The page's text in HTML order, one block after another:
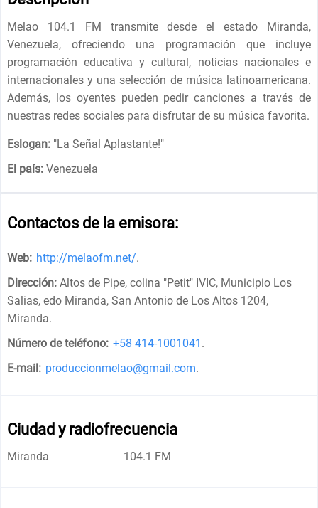
Melao 104.1 FM transmite desde el estado Miranda,
Venezuela, ofreciendo una programación que incluye
programación educativa y cultural, noticias nacionales e
internacionales y una selección de música latinoamericana.
Además, los oyentes pueden pedir canciones a través de
nuestras redes sociales para disfrutar de su música favorita.
Eslogan: "La Señal Aplastante!"
El país: Venezuela
Contactos de la emisora:
Web: http://melaofm.net/.
Dirección: Altos de Pipe, colina "Petit" IVIC, Municipio Los
Salias, edo Miranda, San Antonio de Los Altos 1204,
Miranda.
Número de teléfono: +58 414-1001041 .
E-mail: produccionmelao@gmail.com.
Ciudad y radiofrecuencia
Miranda 104.1 FM